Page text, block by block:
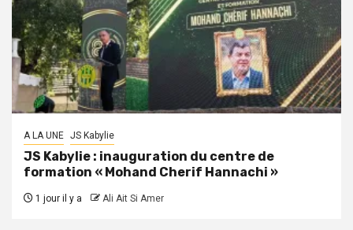
A LA UNE JS Kabylie
JS Kabylie : inauguration du centre de
formation « Mohand Cherif Hannachi »
1 jour il y a Ali Ait Si Amer